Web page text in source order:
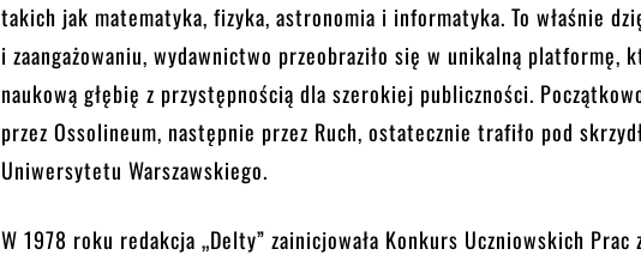
takich jak matematyka, fizyka, astronomia i informatyka. To właśnie
i zaangażowaniu, wydawnictwo przeobraziło się w unikalną platformę,
naukową głębię z przystępnością dla szerokiej publiczności.
przez Ossolineum, następnie przez Ruch, ostatecznie trafiło pod
Uniwersytetu Warszawskiego.
W 1978 roku redakcja „Delty” zainicjowała Konkurs Uczniowskich Prac